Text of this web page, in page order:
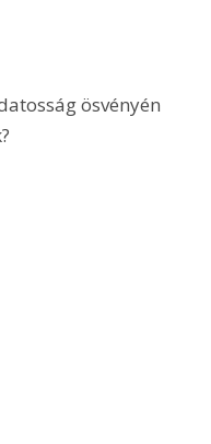
ösvényén